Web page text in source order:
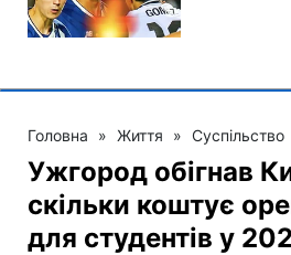
Головна » Життя » Суспільство
Ужгород обігнав
скільки коштує
для студентів у